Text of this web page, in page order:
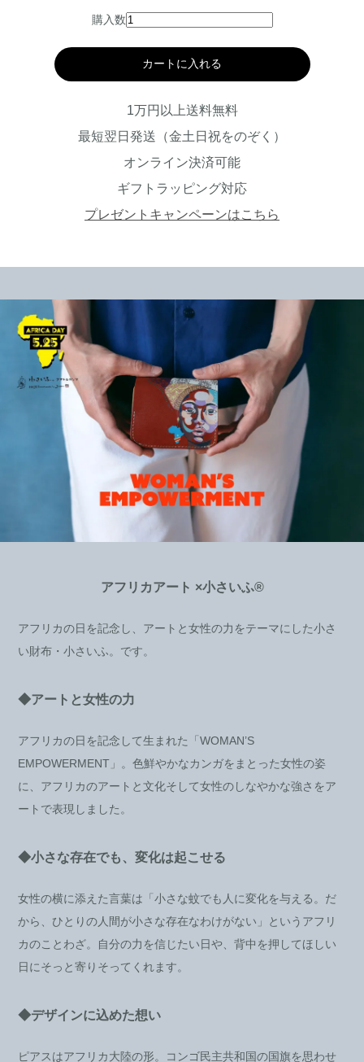
購入数
カートに入れる
1万円以上送料無料
最短翌日発送（金土日祝をのぞく）
オンライン決済可能
ギフトラッピング対応
プレゼントキャンペーンはこちら
アフリカアート ×小さいふ®
アフリカの日を記念し、アートと女性の力をテーマにした小さ
い財布・小さいふ。です。
◆アートと女性の力
アフリカの日を記念して生まれた「WOMAN’S
EMPOWERMENT」。色鮮やかなカンガをまとった女性の姿
に、アフリカのアートと文化そして女性のしなやかな強さをア
ートで表現しました。
◆小さな存在でも、変化は起こせる
女性の横に添えた言葉は「小さな蚊でも人に変化を与える。だ
から、ひとりの人間が小さな存在なわけがない」というアフリ
カのことわざ。自分の力を信じたい日や、背中を押してほしい
日にそっと寄りそってくれます。
◆デザインに込めた想い
ピアスはアフリカ大陸の形。コンゴ民主共和国の国旗を思わせ